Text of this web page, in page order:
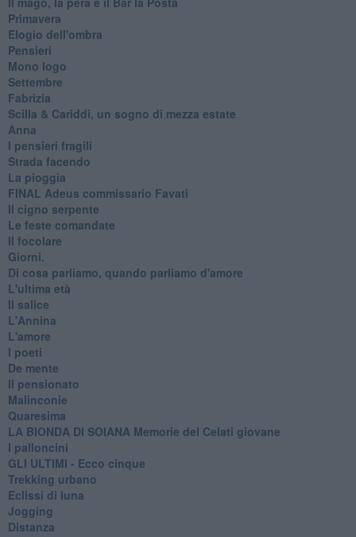
Primavera
Elogio dell'ombra
Pensieri
Mono logo
Settembre
Fabrizia
​Scilla & Cariddi, un sogno di mezza estate
Anna
I pensieri fragili
Strada facendo
La pioggia
FINAL Adeus commissario Favati
Il cigno serpente
Le feste comandate
Il focolare
Giorni.
Di cosa parliamo, quando parliamo d'amore
L'ultima età
Il salice
L'Annina
L'amore
I poeti
De mente
Il pensionato
Malinconie
Quaresima
LA BIONDA DI SOIANA Memorie del Celati giovane
I palloncini
GLI ULTIMI - Ecco cinque
Trekking urbano
Eclissi di luna
Jogging
Distanza